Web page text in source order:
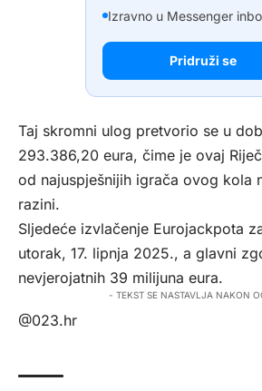
Izravno u Messenger
Pridruži se
Taj skromni ulog pretvorio se u
293.386,20 eura, čime je ovaj
od najuspješnijih igrača ovog kola
razini.
Sljedeće izvlačenje Eurojackpota
utorak, 17. lipnja 2025., a glavni
nevjerojatnih 39 milijuna eura.
- TEKST SE NASTAVLJA NAKON
@023.hr